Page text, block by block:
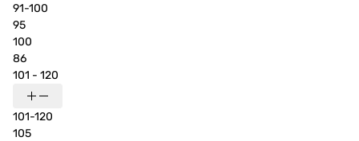
91-100
95
100
86
101 - 120
101-120
105